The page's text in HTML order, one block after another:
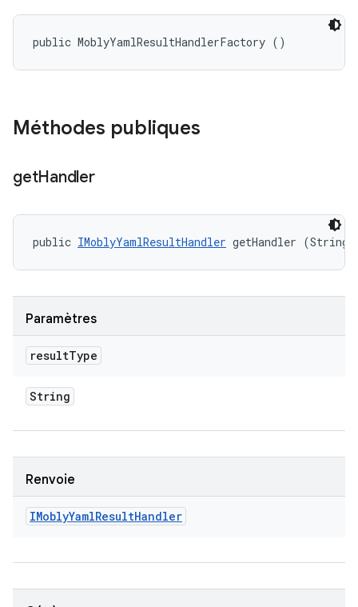
public MoblyYamlResultHandlerFactory ()
Méthodes publiques
getHandler
public IMoblyYamlResultHandler getHandler (String
Paramètres
resultType
String
Renvoie
IMoblyYamlResultHandler